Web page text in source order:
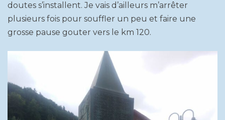
doutes s’installent. Je vais d’ailleurs m’arrêter
plusieurs fois pour souffler un peu et faire une
grosse pause gouter vers le km 120.